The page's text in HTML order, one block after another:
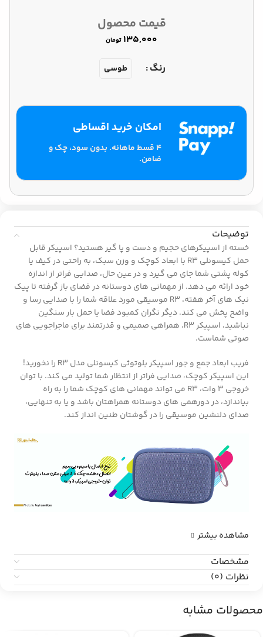
قیمت محصول
تومان
رنگ طوسی
امکان خرید اقساطی
۴ قسط ماهانه. بدون سود، چک و
ضامن.
توضیحات
خسته از اسپیکرهای حجیم و دست و پا گیر هستید؟ اسپیکر قابل
حمل کیسونلی R3 با ابعاد کوچک و وزن سبک، به راحتی در کیف یا
کوله پشتی شما جای می گیرد و در عین حال، صدایی فراتر از اندازه
خود ارائه می دهد. از مهمانی های دوستانه در فضای باز گرفته تا پیک
نیک های آخر هفته، R3 موسیقی مورد علاقه شما را با صدایی رسا و
واضح پخش می کند. دیگر نگران کمبود فضا یا حمل بار سنگین
نباشید، اسپیکر R3، همراهی صمیمی و قدرتمند برای ماجراجویی های
صوتی شماست.
فریب ابعاد جمع و جور اسپیکر بلوتوثی کیسونلی مدل R3 را نخورید!
این اسپیکر کوچک، صدایی فراتر از انتظار شما تولید می کند. با توان
خروجی 3 وات، R3 می تواند مهمانی های کوچک شما را به راه
بیاندازد، در دورهمی های دوستانه همراهتان باشد و یا به تنهایی،
صدای دلنشین موسیقی را در گوشتان طنین انداز کند.
مشاهده بیشتر
مشخصات
نظرات (0)
محصولات مشابه